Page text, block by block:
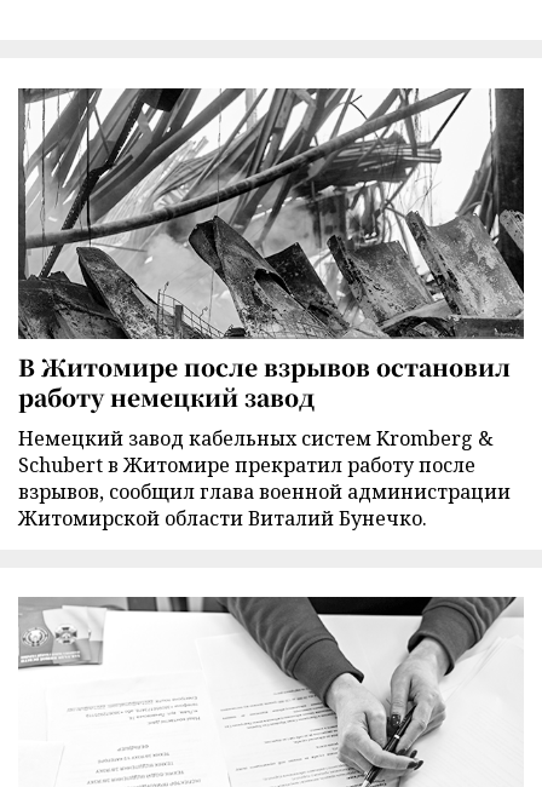
В Житомире после взрывов остановил
работу немецкий завод
Немецкий завод кабельных систем Kromberg &
Schubert в Житомире прекратил работу после
взрывов, сообщил глава военной администрации
Житомирской области Виталий Бунечко.